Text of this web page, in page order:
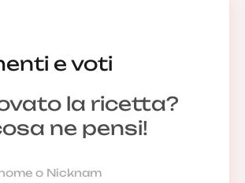
e voti
la ricetta?
ne pensi!